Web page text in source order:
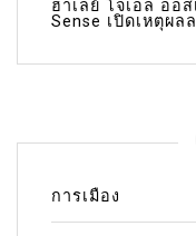
ฮาเลย์ โจเอล ออ
Sense เปิดเหตุผล
การเมือง